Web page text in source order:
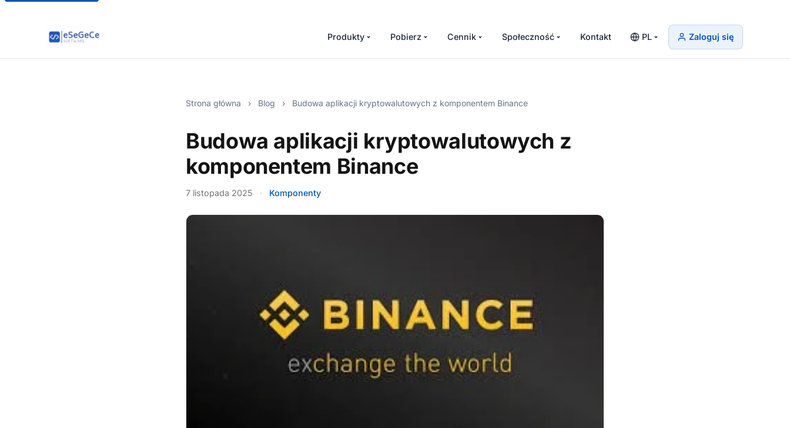
Produkty Pobierz Cennik Społeczność Kontakt PL Zaloguj się
Strona główna › Blog › Budowa aplikacji kryptowalutowych z komponentem Binance
Budowa aplikacji kryptowalutowych z
komponentem Binance
7 listopada 2025 · Komponenty